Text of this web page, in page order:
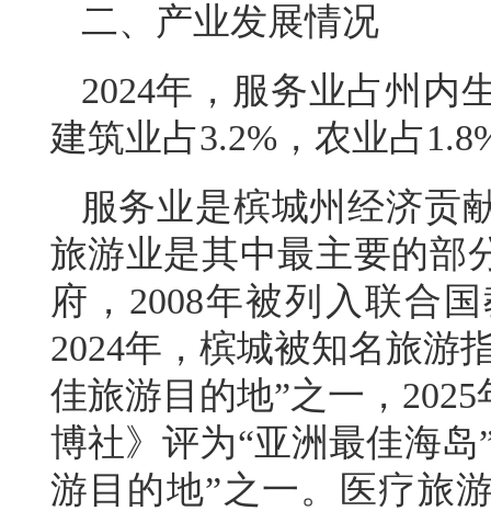
二、产业发展情况
2024年，服务业占州内
建筑业占3.2%，农业占
服务业是槟城州经济贡
旅游业是其中最主要的部
府，2008年被列入联合
2024年，槟城被知名旅游
佳旅游目的地”之一，
博社》评为“亚洲最佳海岛
游目的地”之一。医疗旅